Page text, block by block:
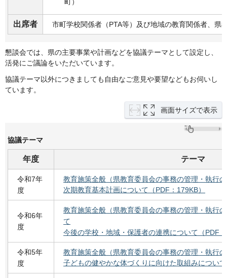
出席者 市町学校関係者（PTA等）及び地域の教育関係者、県
懇談会では、県の主要事業や計画などを協議テーマとして設定し、
活発にご議論をいただいています。
協議テーマ以外につきましても自由なご意見や要望などもお伺いし
ています。
画面サイズで表示
協議テーマ
年度 テーマ
令和7年
度
教育施策全般（県教育委員会の事務の管理・執行
次期教育基本計画について （PDF：179KB）
令和6年
度
教育施策全般（県教育委員会の事務の管理・執行
て
今後の学校・地域・保護者の連携について（PDF
令和5年
度
教育施策全般（県教育委員会の事務の管理・執行
子どもの健やかな体づくりに向けた取組みについ